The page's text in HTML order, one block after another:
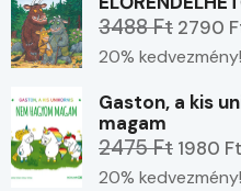
3488 Ft 2790
20% kedvezmény!
Gaston, a kis
magam
2475 Ft 1980 Ft
20% kedvezmény!